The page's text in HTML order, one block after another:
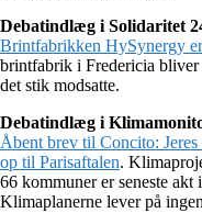
Debatindlæg i Solidaritet
Brintfabrikken HySynergy
brintfabrik i Fredericia
det stik modsatte.
Debatindlæg i
Åbent brev til Concito:
op til Parisaftalen.
66 kommuner er seneste akt
Klimaplanerne lever på